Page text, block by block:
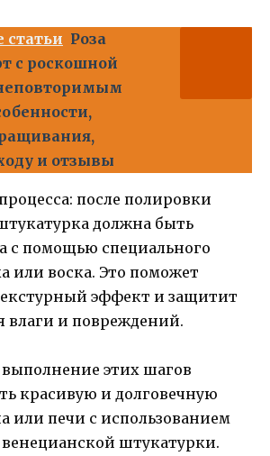
Роза
с роскошной
и отзывы
после полировки
должна быть
с помощью специального
или воска. Это поможет
эффект и защитит
влаги и повреждений.
этих шагов
красивую и долговечную
или печи с использованием
штукатурки.